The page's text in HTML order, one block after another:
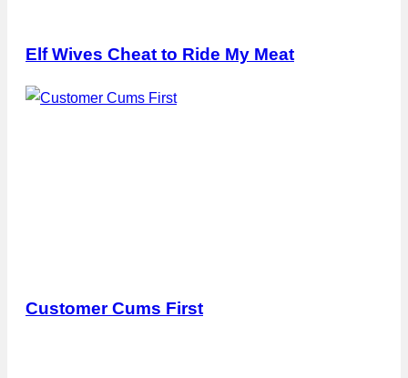
Elf Wives Cheat to Ride My Meat
Customer Cums First